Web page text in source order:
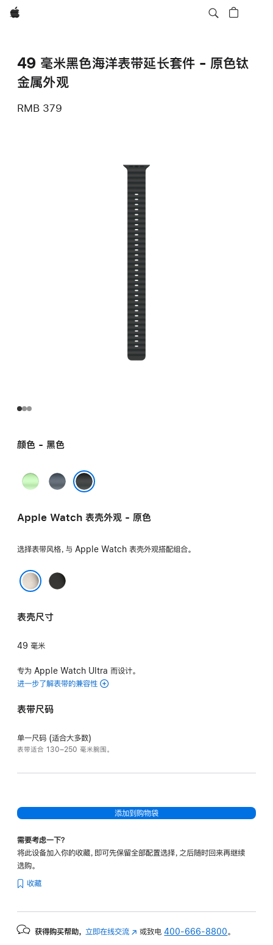
Apple
49 毫米黑色海洋表带延长套件 - 原色钛
金属外观
RMB 379
颜色 - 黑色
霓
色
铁
Apple Watch 表壳外观 - 原色
选择表带风格，与 Apple Watch 表壳外观搭配组合。
黑
表壳尺寸
49 毫米
专为 Apple Watch Ultra 而设计。
进一步了解表带的兼容性
表带尺码
单一尺码 (适合大多数)
表带适合 130–250 毫米腕围。
添加到购物袋
需要考虑一下？
将此设备加入你的收藏，即可先保留全部配置选择，之后随时回来再继续
选购。
收藏
获得购买帮助， 立即在线交流 (在 或致电400-666-8800 。